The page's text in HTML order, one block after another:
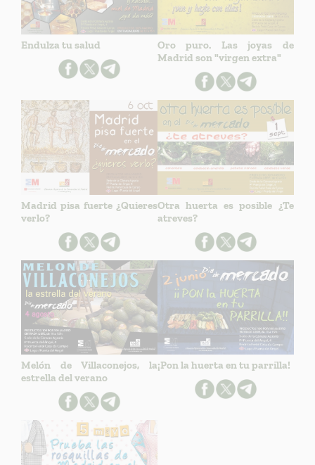
Endulza tu salud
Oro puro. Las joyas de
Madrid son "virgen extra"
Madrid pisa fuerte ¿Quieres
verlo?
Otra huerta es posible ¿Te
atreves?
Melón de Villaconejos, la
estrella del verano
¡Pon la huerta en tu parrilla!